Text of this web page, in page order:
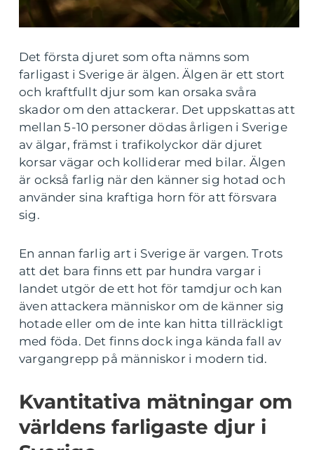
Det första djuret som ofta nämns som
farligast i Sverige är älgen. Älgen är ett stort
och kraftfullt djur som kan orsaka svåra
skador om den attackerar. Det uppskattas att
mellan 5-10 personer dödas årligen i Sverige
av älgar, främst i trafikolyckor där djuret
korsar vägar och kolliderar med bilar. Älgen
är också farlig när den känner sig hotad och
använder sina kraftiga horn för att försvara
sig.
En annan farlig art i Sverige är vargen. Trots
att det bara finns ett par hundra vargar i
landet utgör de ett hot för tamdjur och kan
även attackera människor om de känner sig
hotade eller om de inte kan hitta tillräckligt
med föda. Det finns dock inga kända fall av
vargangrepp på människor i modern tid.
Kvantitativa mätningar om
världens farligaste djur i